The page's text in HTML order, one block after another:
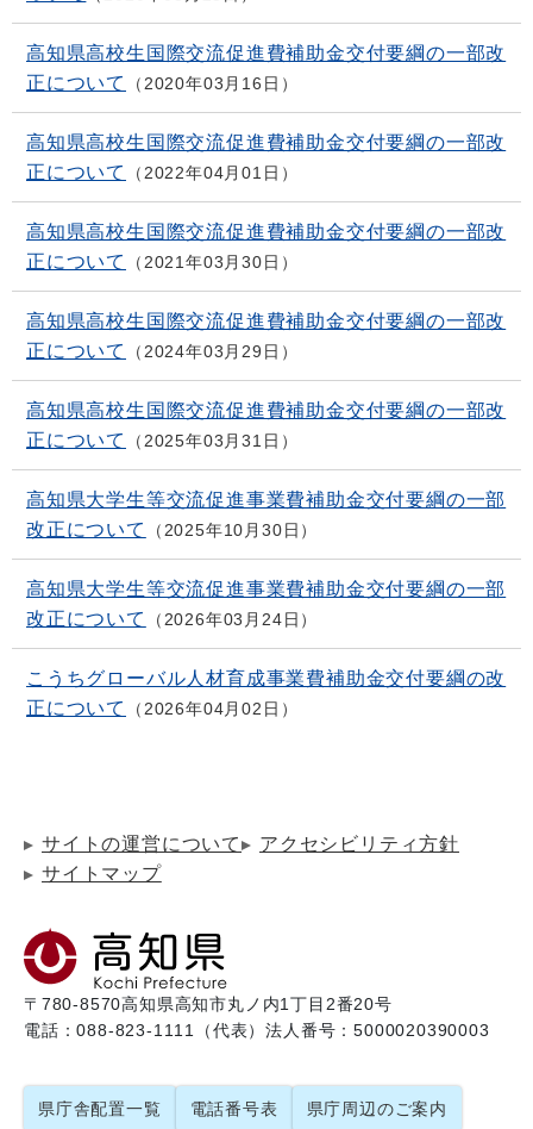
高知県高校生国際交流促進費補助金交付要綱の一部改
正について
2020年03月16日
高知県高校生国際交流促進費補助金交付要綱の一部改
正について
2022年04月01日
高知県高校生国際交流促進費補助金交付要綱の一部改
正について
2021年03月30日
高知県高校生国際交流促進費補助金交付要綱の一部改
正について
2024年03月29日
高知県高校生国際交流促進費補助金交付要綱の一部改
正について
2025年03月31日
高知県大学生等交流促進事業費補助金交付要綱の一部
改正について
2025年10月30日
高知県大学生等交流促進事業費補助金交付要綱の一部
改正について
2026年03月24日
こうちグローバル人材育成事業費補助金交付要綱の改
正について
2026年04月02日
サイトの運営について
アクセシビリティ方針
サイトマップ
〒780-8570高知県高知市丸ノ内1丁目2番20号
電話：088-823-1111（代表）法人番号：5000020390003
県庁舎配置一覧 電話番号表 県庁周辺のご案内